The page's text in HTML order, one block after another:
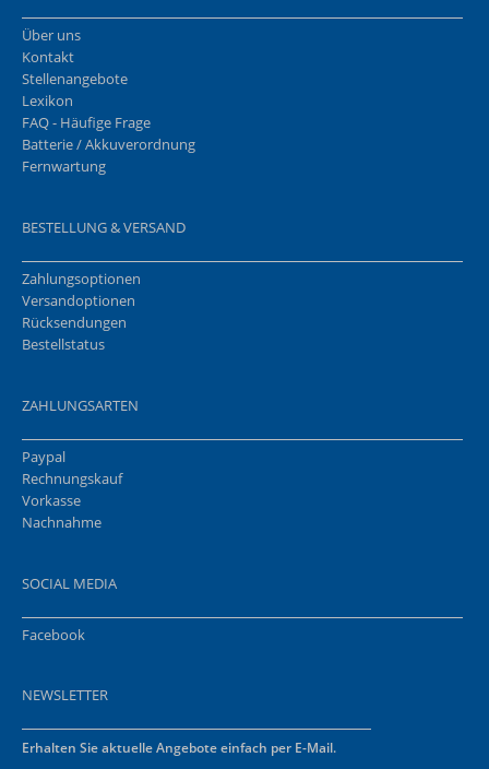
Über uns
Kontakt
Stellenangebote
Lexikon
FAQ - Häufige Frage
Batterie / Akkuverordnung
Fernwartung
BESTELLUNG & VERSAND
Zahlungsoptionen
Versandoptionen
Rücksendungen
Bestellstatus
ZAHLUNGSARTEN
Paypal
Rechnungskauf
Vorkasse
Nachnahme
SOCIAL MEDIA
Facebook
NEWSLETTER
Erhalten Sie aktuelle Angebote einfach per E-Mail.